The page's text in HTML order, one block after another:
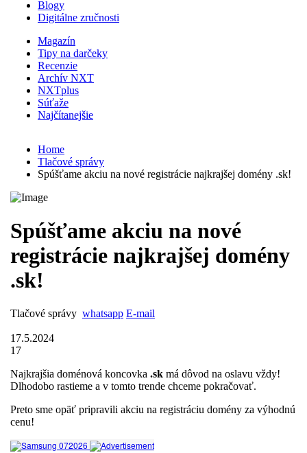
Blogy
Digitálne zručnosti
Magazín
Tipy na darčeky
Recenzie
Archív NXT
NXTplus
Súťaže
Najčítanejšie
Home
Tlačové správy
Spúšťame akciu na nové registrácie najkrajšej domény .sk!
Spúšťame akciu na nové
registrácie najkrajšej domény
.sk!
Tlačové správy whatsapp E-mail
17.5.2024
17
Najkrajšia doménová koncovka .sk má dôvod na oslavu vždy!
Dlhodobo rastieme a v tomto trende chceme pokračovať.
Preto sme opäť pripravili akciu na registráciu domény za výhodnú
cenu!